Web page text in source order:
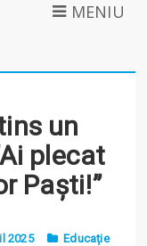
MENIU
un
plecat
Paști!”
2025 Educație